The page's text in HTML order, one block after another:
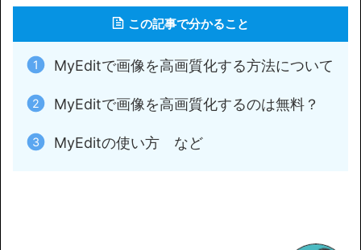
この記事で分かること
MyEditで画像を高画質化する方法について
MyEditで画像を高画質化するのは無料？
MyEditの使い方 など